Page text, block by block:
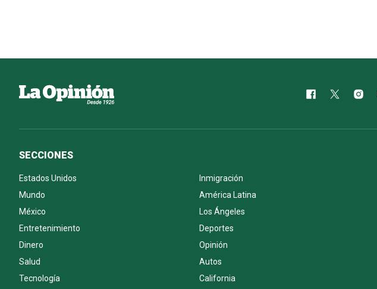
SECCIONES
Estados Unidos
Inmigración
Mundo
América Latina
México
Los Ángeles
Entretenimiento
Deportes
Dinero
Opinión
Salud
Autos
Tecnología
California